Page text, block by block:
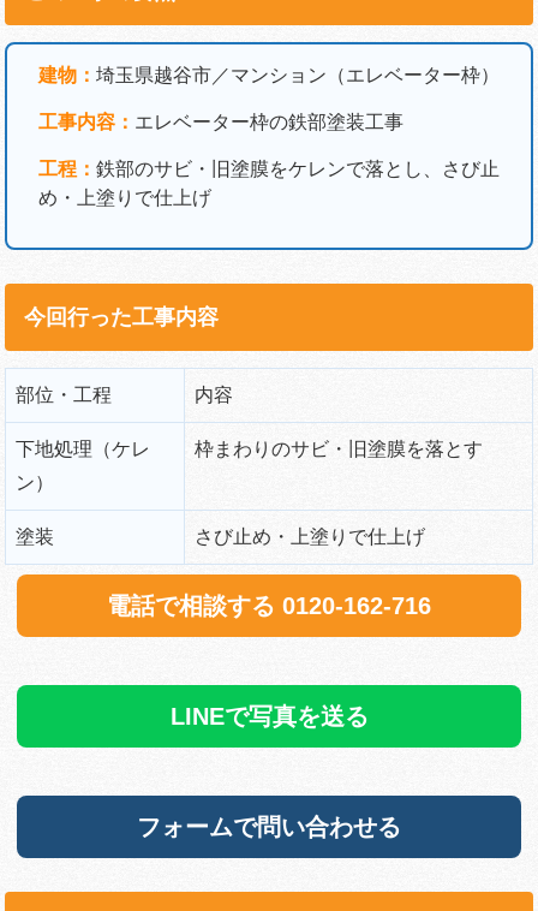
建物： 埼玉県越谷市／マンション（エレベーター枠）
工事内容： エレベーター枠の鉄部塗装工事
工程： 鉄部のサビ・旧塗膜をケレンで落とし、さび止
め・上塗りで仕上げ
今回行った工事内容
部位・工程 内容
下地処理（ケレ
ン）
枠まわりのサビ・旧塗膜を落とす
塗装 さび止め・上塗りで仕上げ
電話で相談する 0120-162-716
LINEで写真を送る
フォームで問い合わせる